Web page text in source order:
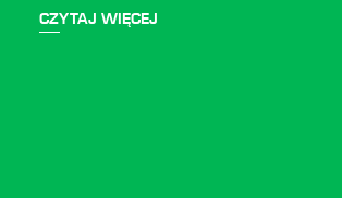
CZYTAJ WIĘCEJ